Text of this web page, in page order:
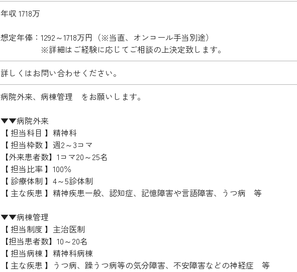
年収 1718万
想定年俸：1292～1718万円（※当直、オンコール手当別途）
※詳細はご経験に応じてご相談の上決定致します。
詳しくはお問い合わせください。
病院外来、病棟管理 をお願いします。
▼▼病院外来
【 担当科目 】精神科
【 担当枠数 】週2～3コマ
【外来患者数】1コマ20～25名
【 担当比率 】100％
【 診療体制 】4～5診体制
【 主な疾患 】精神疾患一般、認知症、記憶障害や言語障害、うつ病 等
▼▼病棟管理
【 担当制度 】主治医制
【担当患者数】10～20名
【 担当病棟 】精神科病棟
【 主な疾患 】うつ病、躁うつ病等の気分障害、不安障害などの神経症 等